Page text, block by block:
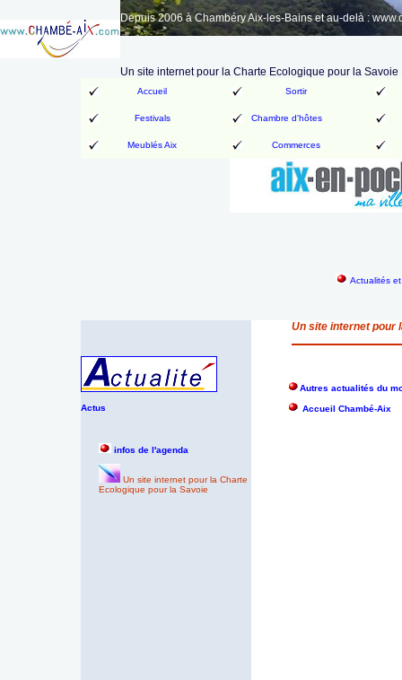
Depuis 2006 à Chambéry Aix-les-Bains et au-delà :
Un site internet pour la Charte Ecologique pour la Savoie
Accueil Sortir
Festivals Chambre d'hôtes
Meublés Aix Commerces
Actualités
Un site internet pour
Actus
Autres actualités du
Accueil Chambé-Aix
infos de l'agenda
Un site internet pour la Charte
Ecologique pour la Savoie